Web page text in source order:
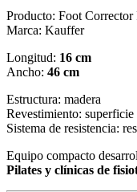
Producto: Foot Corrector
Marca: Kauffer
Longitud: 16 cm
Ancho: 46 cm
Estructura: madera
Revestimiento:
Sistema de resistencia:
Equipo compacto
Pilates y clínicas de